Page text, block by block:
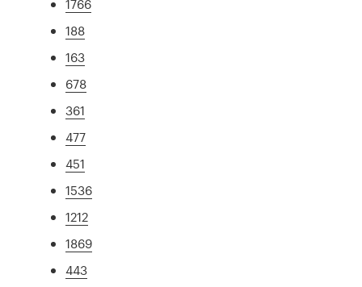
1766
188
163
678
361
477
451
1536
1212
1869
443